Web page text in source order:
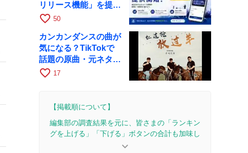
リリース機能」を提供
開始
favorite_border 50
カンカンダンスの曲が
気になる？TikTokで
話題の原曲・元ネタを
深掘り
favorite_border 17
【掲載順について】
編集部の調査結果を元に、皆さまの「ランキン
グを上げる」「下げる」ボタンの合計も加味し
keyboard_arrow_down